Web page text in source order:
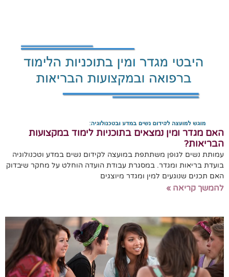
האם מגדר ומין נמצאים בתוכניות לימוד במקצועות
הבריאות?
עמותת נשים לגופן משתתפת במועצה לקידום נשים במדע וטכנולוגיה
בועדת בריאות ומגדר. במסגרת עבודת הועדה הוחלט על מחקר שיבדוק
האם תכנים שנוגעים למין ומגדר מיוצגים
להמשך קריאה »